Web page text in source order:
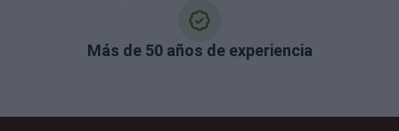
Más de 50 años de experiencia